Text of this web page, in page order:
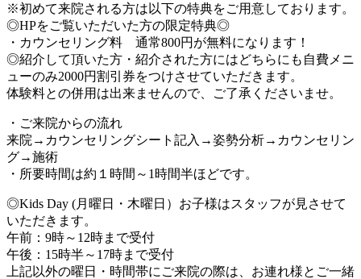
※初めて来院される方は以下の特典をご用意しております。
◎HPをご覧いただいた方の限定特典◎
・カウンセリング料 通常800円が無料になります！
◎紹介して頂いた方・紹介された方にはどちらにも自費メニ
ューのみ2000円割引券をつけさせていただきます。
体験料との併用は出来ませんので、ご了承くださいませ。
・ご来院からの流れ
来院→カウンセリングシート記入→姿勢分析→カウンセリン
グ→施術
・所要時間は約１時間～1時間半ほどです。
◎Kids Day (月曜日・木曜日）お子様はスタッフが見させて
いただきます。
午前：9時～12時まで受付
午後：15時半～17時まで受付
上記以外の曜日・時間帯にご来院の際は、お連れ様とご一緒